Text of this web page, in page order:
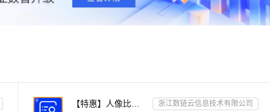
【特惠】人像比对-人证比对-人脸身份证比对-实人人证-人脸识别-人证验证-身份证三要素-实名
浙江数链云信息技术有限公司